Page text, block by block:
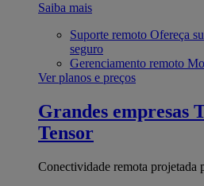
Saiba mais
Suporte remoto Ofereça
seguro
Gerenciamento remoto
Ver planos e preços
Grandes empresas
Tensor
Conectividade remota projetada